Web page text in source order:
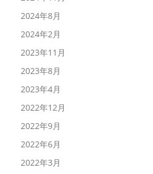
2024年8月
2024年2月
2023年11月
2023年8月
2023年4月
2022年12月
2022年9月
2022年6月
2022年3月